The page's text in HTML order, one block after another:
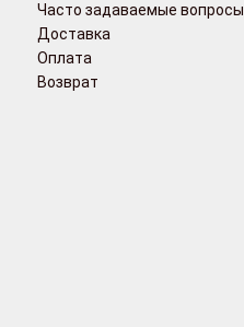
Часто задаваемые вопросы
Доставка
Оплата
Возврат